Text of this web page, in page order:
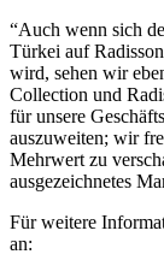
“Auch wenn sich
Türkei auf
wird, sehen wir
Collection und
für unsere
auszuweiten; wir
Mehrwert zu
ausgezeichnetes
Für weitere
an: